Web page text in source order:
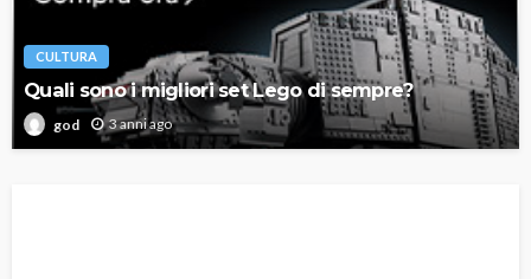
CULTURA
Quali sono i migliori set Lego di sempre?
god 3 anni ago